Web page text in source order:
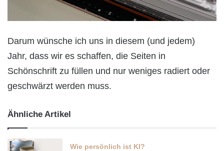
Darum wünsche ich uns in diesem (und jedem)
Jahr, dass wir es schaffen, die Seiten in
Schönschrift zu füllen und nur weniges radiert oder
geschwärzt werden muss.
Ähnliche Artikel
Wie persönlich ist KI?